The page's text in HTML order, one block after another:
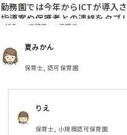
勤務園では今年からICTが導入さ
指導案や保護者との連絡をタブ
しいと感じるのですが、みなさ
ICT 連絡帳 保護者
夏みかん
保育士, 認可保育園
りえ
保育士, 小規模認可保育園